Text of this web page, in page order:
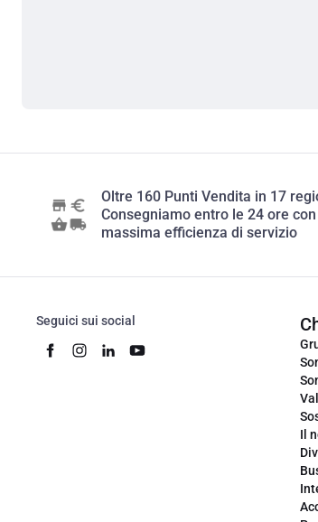
Oltre 160 Punti Vendita in 17
Consegniamo entro le 24 ore
massima efficienza di servizio
Seguici sui social
Il